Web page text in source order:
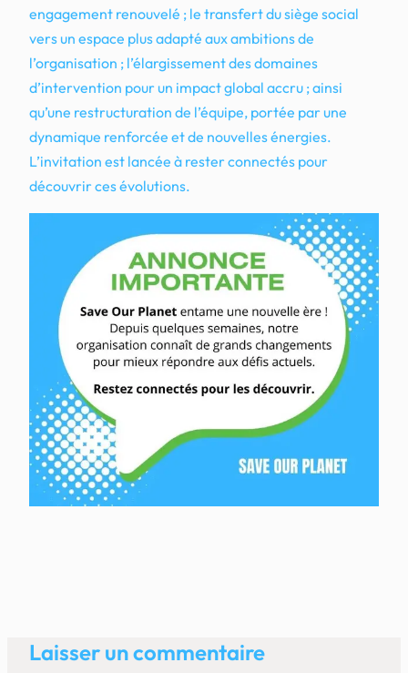
engagement renouvelé ; le transfert du siège social
vers un espace plus adapté aux ambitions de
l’organisation ; l’élargissement des domaines
d’intervention pour un impact global accru ; ainsi
qu’une restructuration de l’équipe, portée par une
dynamique renforcée et de nouvelles énergies.
L’invitation est lancée à rester connectés pour
découvrir ces évolutions.
Laisser un commentaire